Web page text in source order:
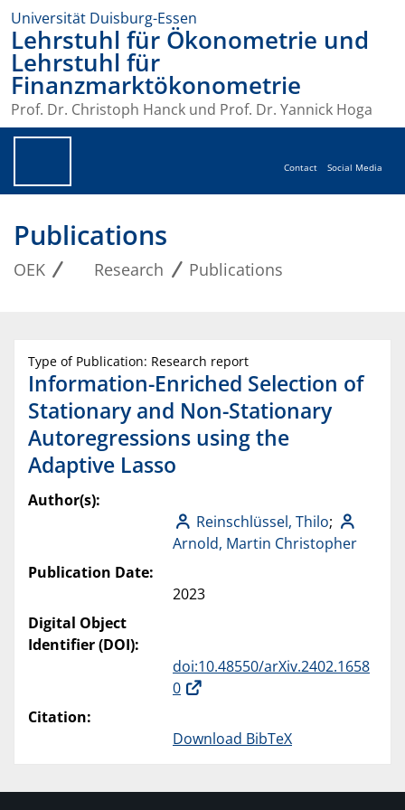
Universität Duisburg-Essen
Lehrstuhl für Ökonometrie und
Lehrstuhl für
Finanzmarktökonometrie
Prof. Dr. Christoph Hanck und Prof. Dr. Yannick Hoga
Contact Social Media
Publications
OEK Research Publications
Type of Publication: Research report
Information-Enriched Selection of
Stationary and Non-Stationary
Autoregressions using the
Adaptive Lasso
Author(s):
Reinschlüssel, Thilo;
Arnold, Martin Christopher
Publication Date:
2023
Digital Object
Identifier (DOI):
doi:10.48550/arXiv.2402.1658
0
Citation:
Download BibTeX